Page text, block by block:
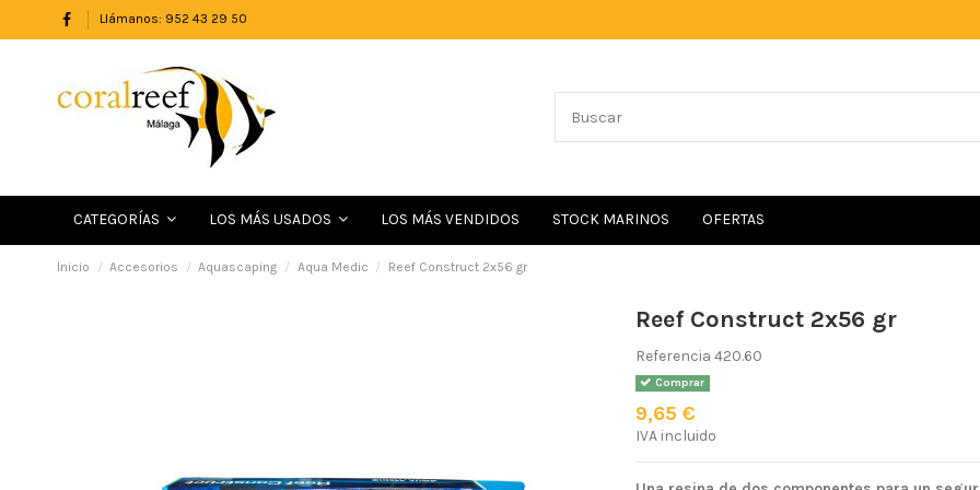
Llámanos: 952 43 29 50
CATEGORÍAS LOS MÁS USADOS LOS MÁS VENDIDOS STOCK MARINOS OFERTAS
Inicio Accesorios Aquascaping Aqua Medic Reef Construct 2x56 gr
Reef Construct 2x56 gr
Referencia 420.60
Comprar
9,65 €
IVA incluido